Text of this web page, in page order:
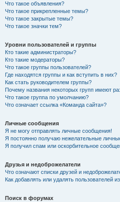
Что такое объявления?
Что такое прикрепленные темы?
Что такое закрытые темы?
Что такое значки тем?
Уровни пользователей и группы
Кто такие администраторы?
Кто такие модераторы?
Что такое группы пользователей?
Где находятся группы и как вступить в них?
Как стать руководителем группы?
Почему названия некоторых групп имеют
Что такое группа по умолчанию?
Что означает ссылка «Команда сайта»?
Личные сообщения
Я не могу отправлять личные сообщения!
Я постоянно получаю нежелательные
Я получил спам или оскорбительное
Друзья и недоброжелатели
Что означают списки друзей и
Как добавлять или удалять пользователей
Поиск в форумах